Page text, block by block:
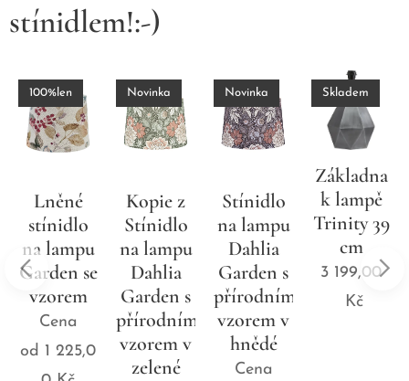
stínidlem!:-)
Kopie z
Stínidlo
na lampu
Dahlia
Garden s
přírodním
vzorem v
zelené
Novinka
Stínidlo
na lampu
Dahlia
Garden s
přírodním
vzorem v
hnědé
Novinka
Cena
k lampě
Trinity 39
cm
Skladem
3 199,00
Kč
Keramická
noha
lampy
Spin
hnědá 41
cm